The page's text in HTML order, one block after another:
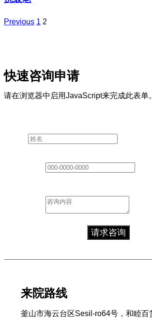
Previous 1 2
快速咨询申请
请在浏览器中启用JavaScript来完成此表单。
请求咨询
来院路线
釜山市海云台区Sesil-ro64号，和睦百